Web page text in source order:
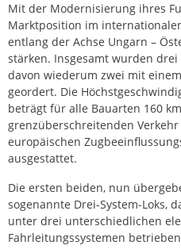
Mit der Modernisierung ihres
Marktposition im
entlang der Achse Ungarn –
stärken. Insgesamt wurden drei
davon wiederum zwei mit
geordert. Die
beträgt für alle Bauarten 160
grenzüberschreitenden
europäischen
ausgestattet.
Die ersten beiden, nun
sogenannte Drei-System-Loks,
unter drei unterschiedlichen
Fahrleitungssystemen